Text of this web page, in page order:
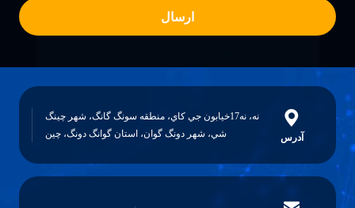
ارسال
آدرس
نه، نه17خيابون جي کاي، منطقه سونگ گانگ، شهر چينگ
شي، شهر دونگ گوان، استان گوانگ دونگ، چين